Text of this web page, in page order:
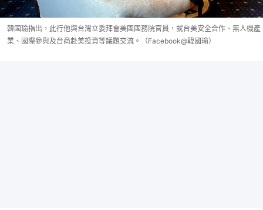
韓國瑜指出，此行他與台灣立委拜會美國國務院官員，就台美安全合作、無人機產
業、國際參與及台商赴美投資等議題交流。（Facebook@韓國瑜）